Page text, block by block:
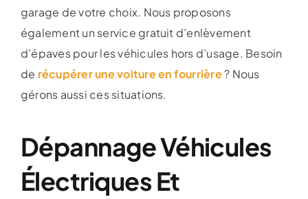
garage de votre choix. Nous proposons
également un service gratuit d’enlèvement
d’épaves pour les véhicules hors d’usage. Besoin
de récupérer une voiture en fourrière? Nous
gérons aussi ces situations.
Dépannage Véhicules
Électriques Et